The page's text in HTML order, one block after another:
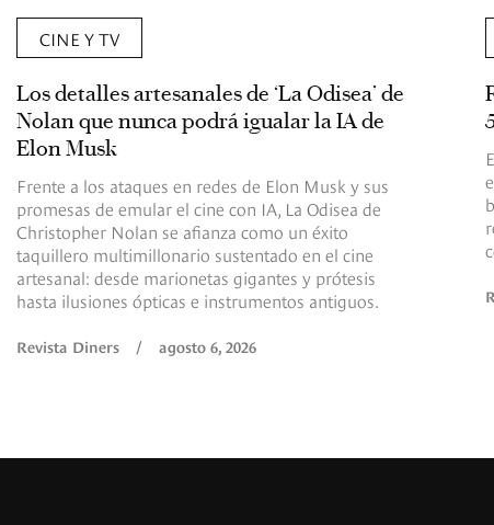
CINE Y TV
Los detalles artesanales de ‘La Odisea’ de
Nolan que nunca podrá igualar la IA de
Elon Musk
Frente a los ataques en redes de Elon Musk y sus
promesas de emular el cine con IA, La Odisea de
Christopher Nolan se afianza como un éxito
taquillero multimillonario sustentado en el cine
artesanal: desde marionetas gigantes y prótesis
hasta ilusiones ópticas e instrumentos antiguos.
Revista Diners / agosto 6, 2026